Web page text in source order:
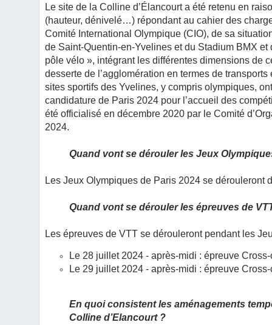
Le site de la Colline d’Élancourt a été retenu en
(hauteur, dénivelé…) répondant au cahier des
Comité International Olympique (CIO), de sa
de Saint-Quentin-en-Yvelines et du Stadium BMX
pôle vélo », intégrant les différentes dimensions de
desserte de l’agglomération en termes de
sites sportifs des Yvelines, y compris olympiques,
candidature de Paris 2024 pour l’accueil des
été officialisé en décembre 2020 par le Comité
2024.
Quand vont se dérouler les Jeux
Les Jeux Olympiques de Paris 2024 se dérouleront
Quand vont se dérouler les épreuves de
Les épreuves de VTT se dérouleront pendant les
Le 28 juillet 2024 - après-midi : épreuve
Le 29 juillet 2024 - après-midi : épreuve
En quoi consistent les aménagements
Colline d’Elancourt ?